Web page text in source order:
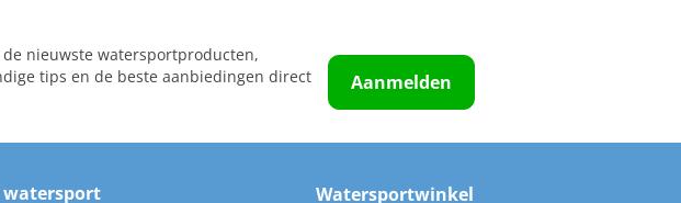
nieuwste watersportproducten,
tips en de beste aanbiedingen direct
Aanmelden
watersport
Watersportwinkel